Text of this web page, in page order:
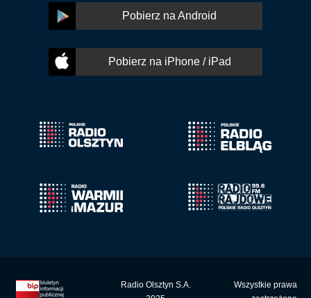
Pobierz na Android
Pobierz na iPhone / iPad
Radio Olsztyn S.A.
Wszystkie prawa